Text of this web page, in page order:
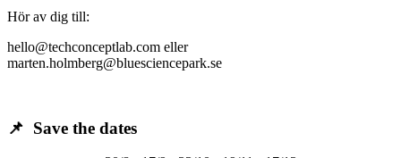
Hör av dig till:
hello@techconceptlab.com eller
marten.holmberg@bluesciencepark.se
📌 Save the dates